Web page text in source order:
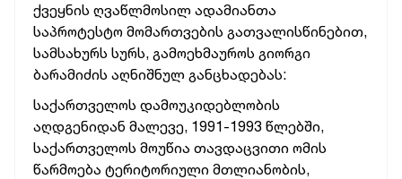
ქვეყნის ღვაწლმოსილ ადამიანთა
საპროტესტო მომართვების გათვალისწინებით,
სამსახურს სურს, გამოეხმაუროს გიორგი
ბარამიძის აღნიშნულ განცხადებას:
საქართველოს დამოუკიდებლობის
აღდგენიდან მალევე, 1991-1993 წლებში,
საქართველოს მოუწია თავდაცვითი ომის
წარმოება ტერიტორიული მთლიანობის,